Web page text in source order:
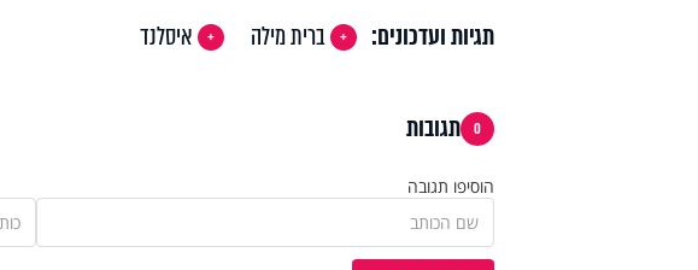
תגיות ועדכונים: ברית מילה איסלנד
0 תגובות
הוסיפו תגובה